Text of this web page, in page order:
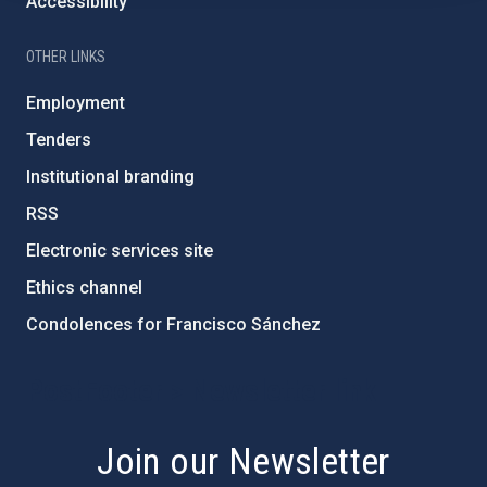
OTHER LINKS
Employment
Tenders
Institutional branding
RSS
Electronic services site
Ethics channel
Condolences for Francisco Sánchez
Join our Newsletter